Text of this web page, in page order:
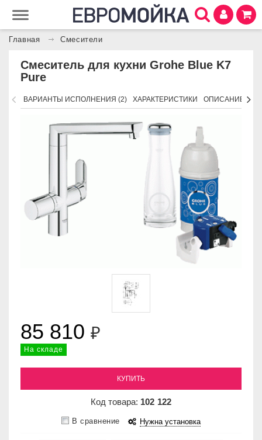
Главная Смесители
Смеситель для кухни Grohe Blue K7
Pure
ВАРИАНТЫ ИСПОЛНЕНИЯ (2) ХАРАКТЕРИСТИКИ ОПИСАНИЕ
85 810 ₽
На складе
КУПИТЬ
Код товара: 102 122
В сравнение Нужна установка